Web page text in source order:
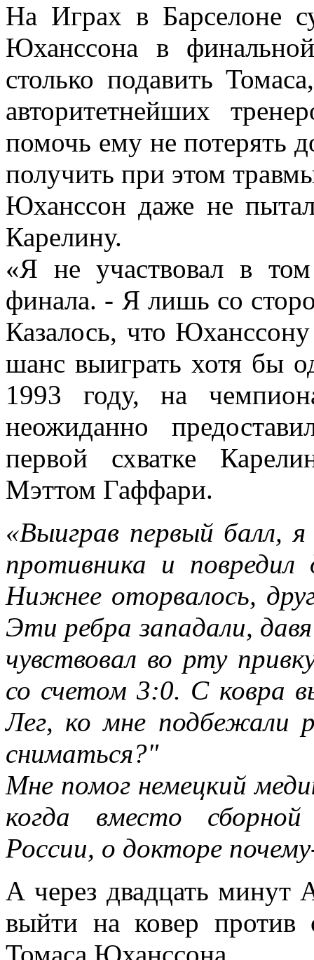
На Играх в Барселоне
Юханссона в
столько подавить
авторитетнейших
помочь ему не потерять
получить при этом
Юханссон даже не
Карелину.
«Я не участвовал в
финала. - Я лишь со
Казалось, что
шанс выиграть хотя бы
1993 году, на
неожиданно
первой схватке
Мэттом Гаффари.
«Выиграв первый балл,
противника и
Нижнее оторвалось,
Эти ребра западали,
чувствовал во рту
со счетом 3:0. С ковра
Лег, ко мне подбежали
сниматься?"
Мне помог немецкий
когда вместо
России, о докторе
А через двадцать минут
выйти на ковер против